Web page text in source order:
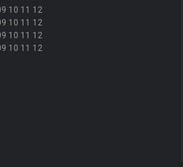
10 11 12
10 11 12
10 11 12
10 11 12